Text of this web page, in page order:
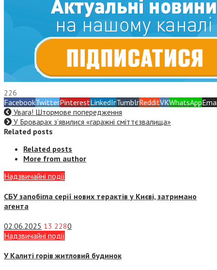
226
FacebookTwitterPinterestLinkedInTumblrRedditVKWhatsApp
Увага! Штормове попередження
У Броварах з’явилися «гаражні сміттєзвалища»
Related posts
Related posts
More from author
Надзвичайні події
СБУ запобігла серії нових терактів у Києві, затримано
агента
02.06.2025 13 2280
Надзвичайні події
У Калиті горів житловий будинок